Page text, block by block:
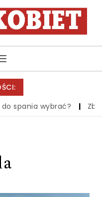
Toggle
navigation
wybrać? | Zbiór